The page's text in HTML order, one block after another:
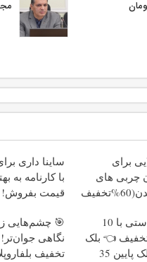
برای
چربی های
مزاحم بدن(60%تخفیف
ساینا داری
با کارنامه به
قیمت بفروش!
بلفاروپلاستی با 10
👈 بلک
🎯 چشم‌هایی
تخفیف